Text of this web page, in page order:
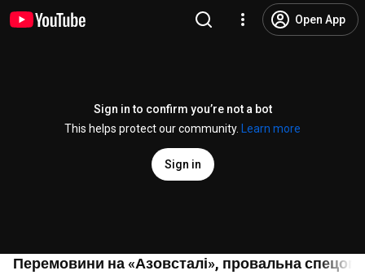
Open App
Sign in to confirm you’re not a bot
This helps protect our community.
Learn more
Sign in
Перемовини на «Азовсталі», провальна